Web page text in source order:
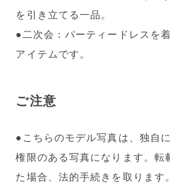
を引き立てる一品。
●二次会：パーティードレスを
アイテムです。
ご注意
●こちらのモデル写真は、独自
権限のある写真になります。転
た場合、法的手続きを取ります